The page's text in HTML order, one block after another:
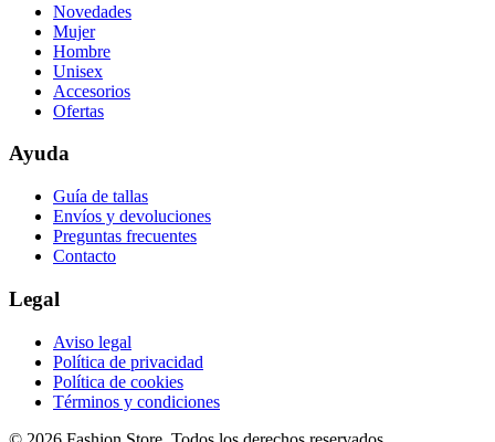
Novedades
Mujer
Hombre
Unisex
Accesorios
Ofertas
Ayuda
Guía de tallas
Envíos y devoluciones
Preguntas frecuentes
Contacto
Legal
Aviso legal
Política de privacidad
Política de cookies
Términos y condiciones